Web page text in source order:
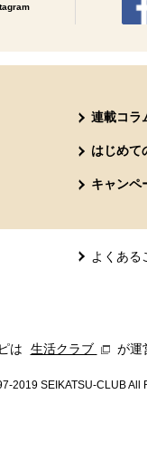
ウィンドウで開きます。
連載コラ
はじめて
キャンペ
よくある
は 生活クラブ 別のウ
が運
2019 SEIKATSU-CLUB All